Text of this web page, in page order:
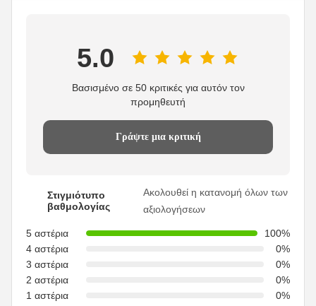
5.0
Βασισμένο σε 50 κριτικές για αυτόν τον
προμηθευτή
Γράψτε μια κριτική
Στιγμιότυπο
βαθμολογίας
Ακολουθεί η κατανομή όλων των
αξιολογήσεων
5 αστέρια
100%
4 αστέρια
0%
3 αστέρια
0%
2 αστέρια
0%
1 αστέρια
0%